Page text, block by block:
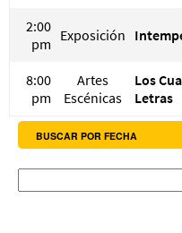
2:00
pm Exposición
8:00
pm
Artes
Escénicas
Los
Letras
BUSCAR POR FECHA